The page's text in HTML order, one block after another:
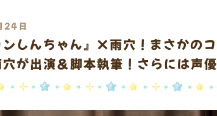
24日
ンしんちゃん』×雨穴！まさかの
が出演＆脚本執筆！さらには声